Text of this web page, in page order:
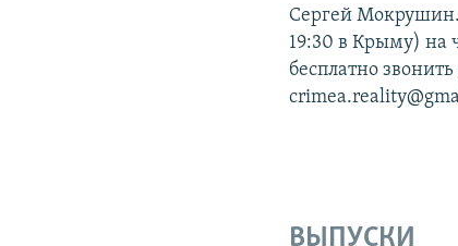
Сергей
19:30 в Крыму) на
бесплатно
ВЫПУСКИ